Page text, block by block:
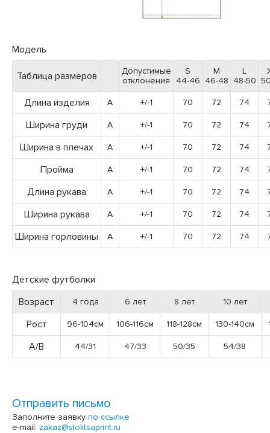
Модель
Таблица размеров
Допустимые
отклонения
S
44-46
M
46-48
L
48-50
Длина изделия A +/-1 70 72 74
Ширина груди A +/-1 70 72 74
Ширина в плечах A +/-1 70 72 74
Пройма A +/-1 70 72 74
Длина рукава A +/-1 70 72 74
Ширина рукава A +/-1 70 72 74
Ширина горловины A +/-1 70 72 74
Детские футболки
Возраст
4 года 6 лет 8 лет 10 лет
Рост 96-104см 106-116см 118-128см 130-140см
А/В 44/31 47/33 50/35 54/38
Отправить письмо
Заполните заявку по ссылке
e-mail: zakaz@stolitsaprint.ru